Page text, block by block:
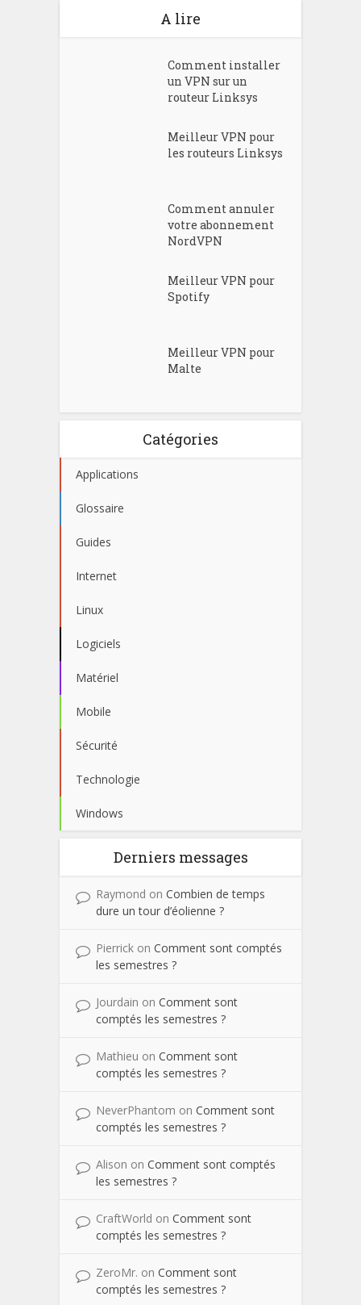
A lire
Comment installer
un VPN sur un
routeur Linksys
Meilleur VPN pour
les routeurs Linksys
Comment annuler
votre abonnement
NordVPN
Meilleur VPN pour
Spotify
Meilleur VPN pour
Malte
Catégories
Applications
Glossaire
Guides
Internet
Linux
Logiciels
Matériel
Mobile
Sécurité
Technologie
Windows
Derniers messages
Raymond on Combien de temps
dure un tour d’éolienne ?
Pierrick on Comment sont comptés
les semestres ?
Jourdain on Comment sont
comptés les semestres ?
Mathieu on Comment sont
comptés les semestres ?
NeverPhantom on Comment sont
comptés les semestres ?
Alison on Comment sont comptés
les semestres ?
CraftWorld on Comment sont
comptés les semestres ?
ZeroMr. on Comment sont
comptés les semestres ?